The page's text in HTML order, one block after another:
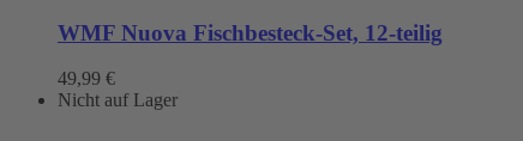
WMF Nuova Fischbesteck-Set, 12-teilig
49,99 €
Nicht auf Lager